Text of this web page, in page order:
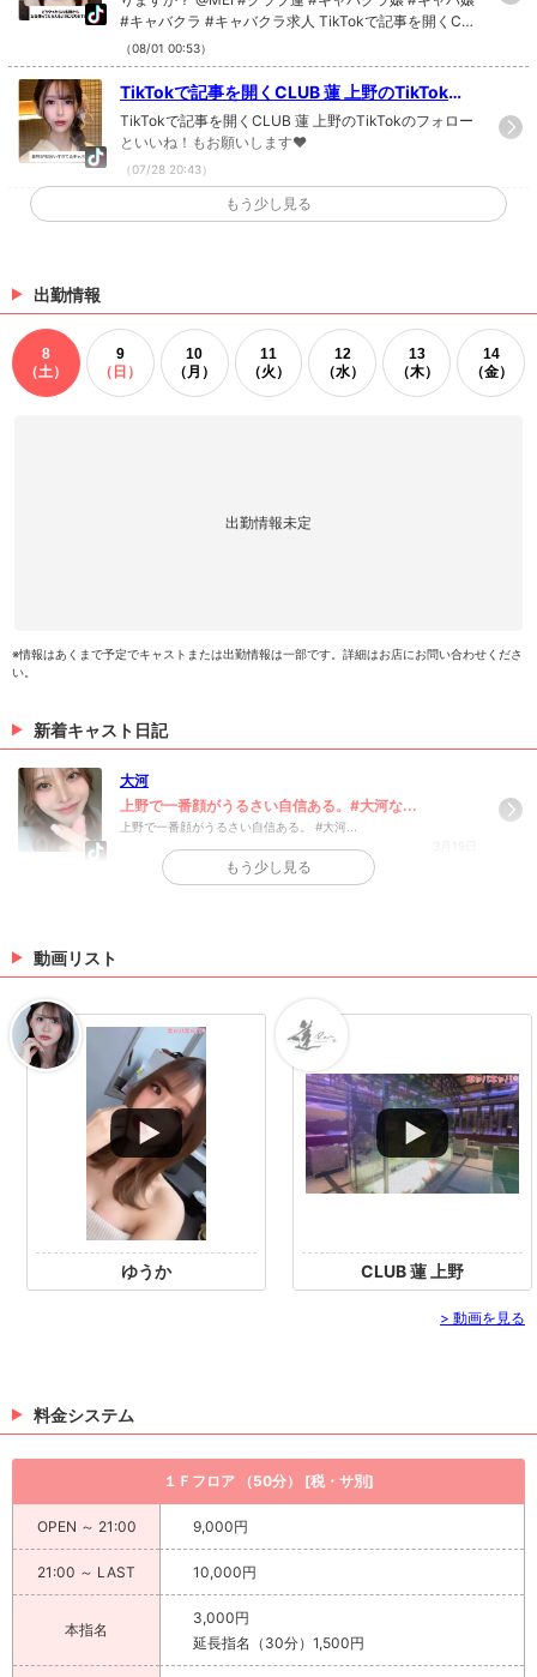
#キャバクラ #キャバクラ求人 TikTokで記事を開くCL
UB 蓮 上野のTikTokのフォローといいね！もお願いし
ます❤
（08/01 00:53）
TikTokで記事を開くCLUB 蓮 上野のTikTokの
フォローといいね！も...
TikTokで記事を開くCLUB 蓮 上野のTikTokのフォロー
といいね！もお願いします❤
（07/28 20:43）
TikTokで記事を開くCLUB 蓮 上野のTikTokの
TikTokで記事を開くCLUB 蓮 上野のTikTokの
フォローといいね！も...
TikTokで記事を開くCLUB 蓮 上野のTikTokのフォロー
といいね！もお願いします❤
もう少し見る
出勤情報
8
（土）
9
（日）
10
（月）
11
（火）
12
（水）
13
（木）
14
（金）
出勤情報未定
※情報はあくまで予定でキャストまたは出勤情報は一部です。詳細はお店にお問い合わせくださ
い。
新着キャスト日記
大河
上野で一番顔がうるさい自信ある。#大河な...
上野で一番顔がうるさい自信ある。 #大河...
もう少し見る
動画リスト
ゆうか CLUB 蓮 上野
> 動画を見る
料金システム
１Ｆフロア （50分） [税・サ別]
OPEN ～ 21:00 9,000円
21:00 ～ LAST 10,000円
本指名
3,000円
延長指名（30分）1,500円